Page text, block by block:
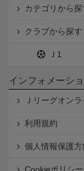
カテゴリから探
クラブから探す
Ｊ1
インフォメーシ
Ｊリーグオン
利用規約
個人情報保護方